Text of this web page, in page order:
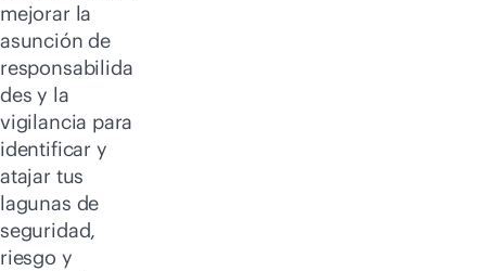
mejorar la
asunción de
responsabilida
des y la
vigilancia para
identificar y
atajar tus
lagunas de
seguridad,
riesgo y